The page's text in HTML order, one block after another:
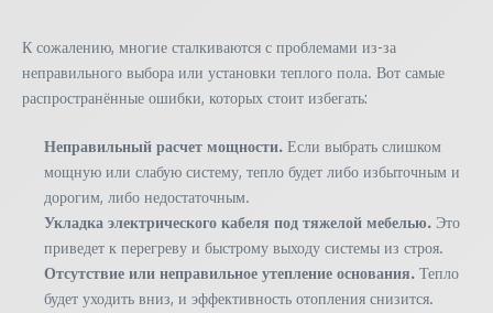
К сожалению, многие сталкиваются с проблемами из-за
неправильного выбора или установки теплого пола. Вот самые
распространённые ошибки, которых стоит избегать:
Неправильный расчет мощности. Если выбрать слишком
мощную или слабую систему, тепло будет либо избыточным и
дорогим, либо недостаточным.
Укладка электрического кабеля под тяжелой мебелью. Это
приведет к перегреву и быстрому выходу системы из строя.
Отсутствие или неправильное утепление основания. Тепло
будет уходить вниз, и эффективность отопления снизится.